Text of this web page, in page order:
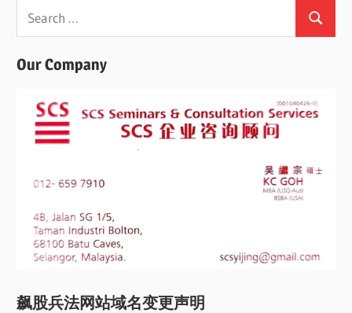
Search
for:
Search
Our Company
飙股兵法网站域名变更声明